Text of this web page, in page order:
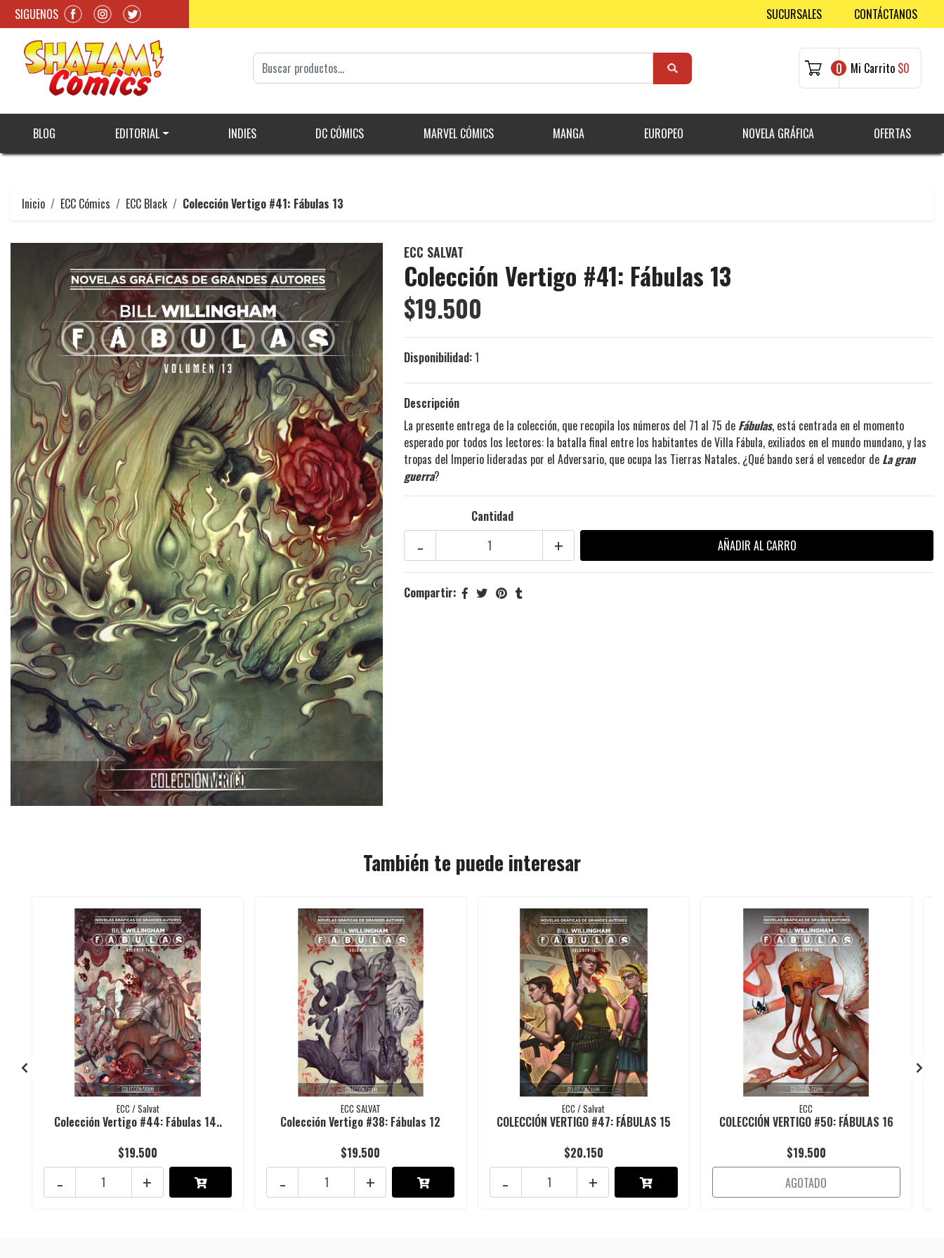
SIGUENOS SUCURSALES CONTÁCTANOS
0 Mi Carrito $0
BLOG EDITORIAL INDIES DC CÓMICS MARVEL CÓMICS MANGA EUROPEO NOVELA GRÁFICA OFERTAS
Inicio ECC Cómics ECC Black Colección Vertigo #41: Fábulas 13
ECC SALVAT
Colección Vertigo #41: Fábulas 13
$19.500
Disponibilidad:1
Descripción
La presente entrega de la colección, que recopila los números del 71 al 75 de Fábulas, está centrada en el momento
esperado por todos los lectores: la batalla final entre los habitantes de Villa Fábula, exiliados en el mundo mundano, y las
tropas del Imperio lideradas por el Adversario, que ocupa las Tierras Natales. ¿Qué bando será el vencedor de La gran
guerra?
Cantidad
+
-
Compartir:
También te puede interesar
ECC / Salvat
Colección Vertigo #44: Fábulas 14..
$19.500
+
-
ECC SALVAT
Colección Vertigo #38: Fábulas 12
$19.500
+
-
ECC / Salvat
COLECCIÓN VERTIGO #47: FÁBULAS 15
$20.150
+
-
ECC
COLECCIÓN VERTIGO #50: FÁBULAS 16
$19.500
AGOTADO